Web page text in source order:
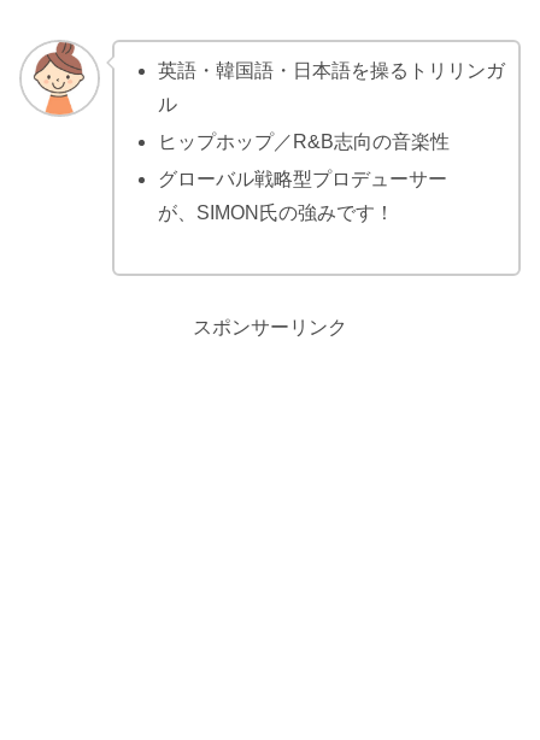
英語・韓国語・日本語を操るトリリンガ
ル
ヒップホップ／R&B志向の音楽性
グローバル戦略型プロデューサー
が、SIMON氏の強みです！
スポンサーリンク